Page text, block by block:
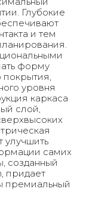
Глубокие
и тем
форму
уровня
каркаса
слой,
улучшить
самих
созданный
придает
премиальный